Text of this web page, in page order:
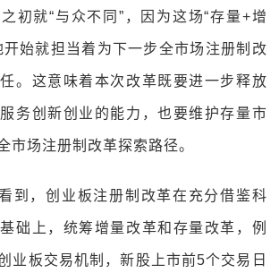
初就“与众不同”，因为这场“存量+增
开始就担当着为下一步全市场注册制改
。这意味着本次改革既要进一步释放
务创新创业的能力，也要维护存量市
市场注册制改革探索路径。
到，创业板注册制改革在充分借鉴科
础上，统筹增量改革和存量改革，例
业板交易机制，新股上市前5个交易日